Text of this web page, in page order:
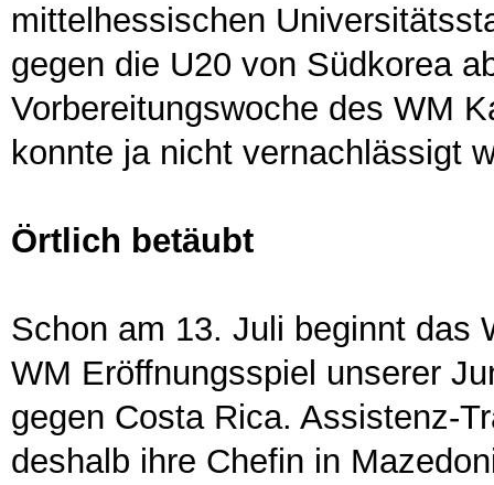
mittelhessischen
gegen die U20 von Südkorea
Vorbereitungswoche des WM
konnte ja nicht vernachlässigt
Örtlich betäubt
Schon am 13. Juli beginnt das
WM Eröffnungsspiel unserer
gegen Costa Rica. Assistenz-
deshalb ihre Chefin in